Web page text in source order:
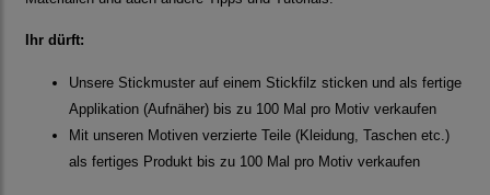
Ihr dürft:
Unsere Stickmuster auf einem Stickfilz sticken und als fertige
Applikation (Aufnäher) bis zu 100 Mal pro Motiv verkaufen
Mit unseren Motiven verzierte Teile (Kleidung, Taschen etc.)
als fertiges Produkt bis zu 100 Mal pro Motiv verkaufen